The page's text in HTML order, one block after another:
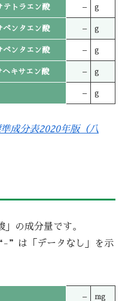
テトラエン酸 – g
ペンタエン酸 – g
ペンタエン酸 – g
キサエン酸 – g
– g
成分表2020年版（八
」の成分量です。
は「データなし」を示
– mg